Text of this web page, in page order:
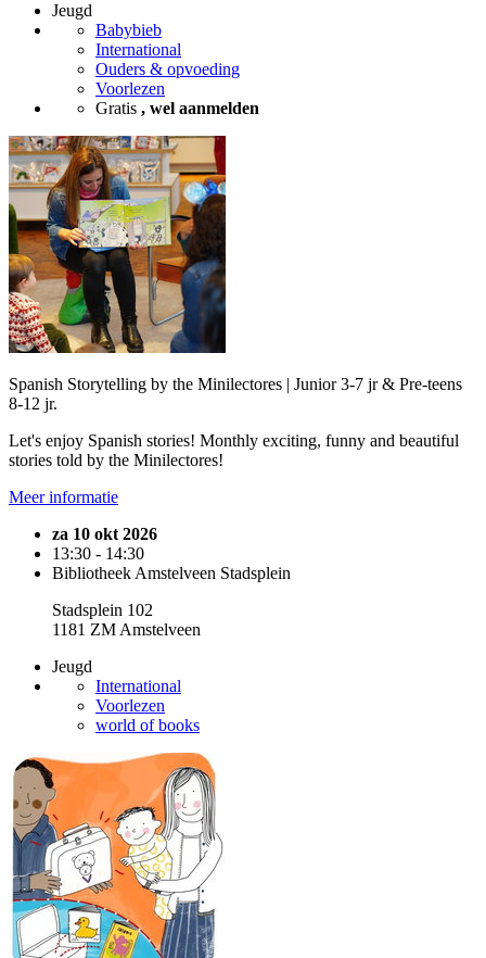
Jeugd
Babybieb
International
Ouders & opvoeding
Voorlezen
Gratis , wel aanmelden
Spanish Storytelling by the Minilectores | Junior 3-7 jr & Pre-teens
8-12 jr.
Let's enjoy Spanish stories! Monthly exciting, funny and beautiful
stories told by the Minilectores!
Meer informatie
za 10 okt 2026
13:30 - 14:30
Bibliotheek Amstelveen Stadsplein
Stadsplein 102
1181 ZM Amstelveen
Jeugd
International
Voorlezen
world of books